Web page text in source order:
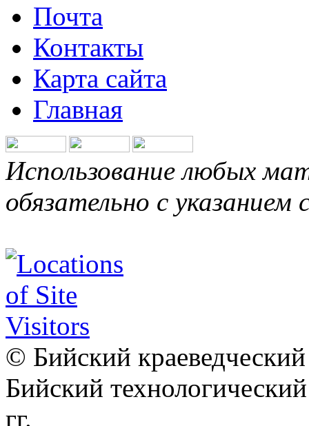
Почта
Контакты
Карта сайта
Главная
Использование любых
обязательно с указанием
© Бийский
Бийский
гг.